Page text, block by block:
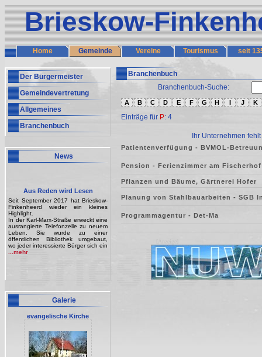
Brieskow-
Home Gemeinde Vereine Tourismus seit
Der Bürgermeister
Gemeindevertretung
Allgemeines
Branchenbuch
News
Aus Reden wird Lesen
Seit September 2017 hat Brieskow-
Finkenheerd wieder ein kleines
Highlight.
In der Karl-Marx-Straße erweckt eine
ausrangierte Telefonzelle zu neuem
Leben. Sie wurde zu einer
öffentlichen Bibliothek umgebaut,
wo jeder interessierte Bürger sich ein
...mehr
Galerie
evangelische Kirche
Branchenbuch
Branchenbuch-Suche:
A B C D E F G H I J K
Einträge für P: 4
Ihr Unternehmen
Patientenverfügung - BVMOL-
Pension - Ferienzimmer am Fischerhof
Pflanzen und Bäume, Gärtnerei Hofer
Planung von Stahlbauarbeiten - SGB
Programmagentur - Det-Ma